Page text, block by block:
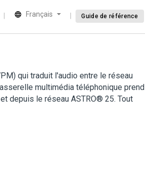
Français Guide de référence
qui traduit l'audio entre le réseau
multimédia téléphonique prend
depuis le réseau ASTRO® 25. Tout